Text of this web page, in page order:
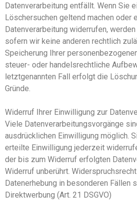
Datenverarbeitung entfällt. Wenn Sie
Löschersuchen geltend machen oder
Datenverarbeitung widerrufen,
sofern wir keine anderen rechtlich
Speicherung Ihrer
steuer- oder handelsrechtliche
letztgenannten Fall erfolgt die
Gründe.
Widerruf Ihrer Einwilligung zur
Viele Datenverarbeitungsvorgänge
ausdrücklichen Einwilligung möglich.
erteilte Einwilligung jederzeit
der bis zum Widerruf erfolgten
Widerruf unberührt.
Datenerhebung in besonderen Fällen
Direktwerbung (Art. 21 DSGVO)